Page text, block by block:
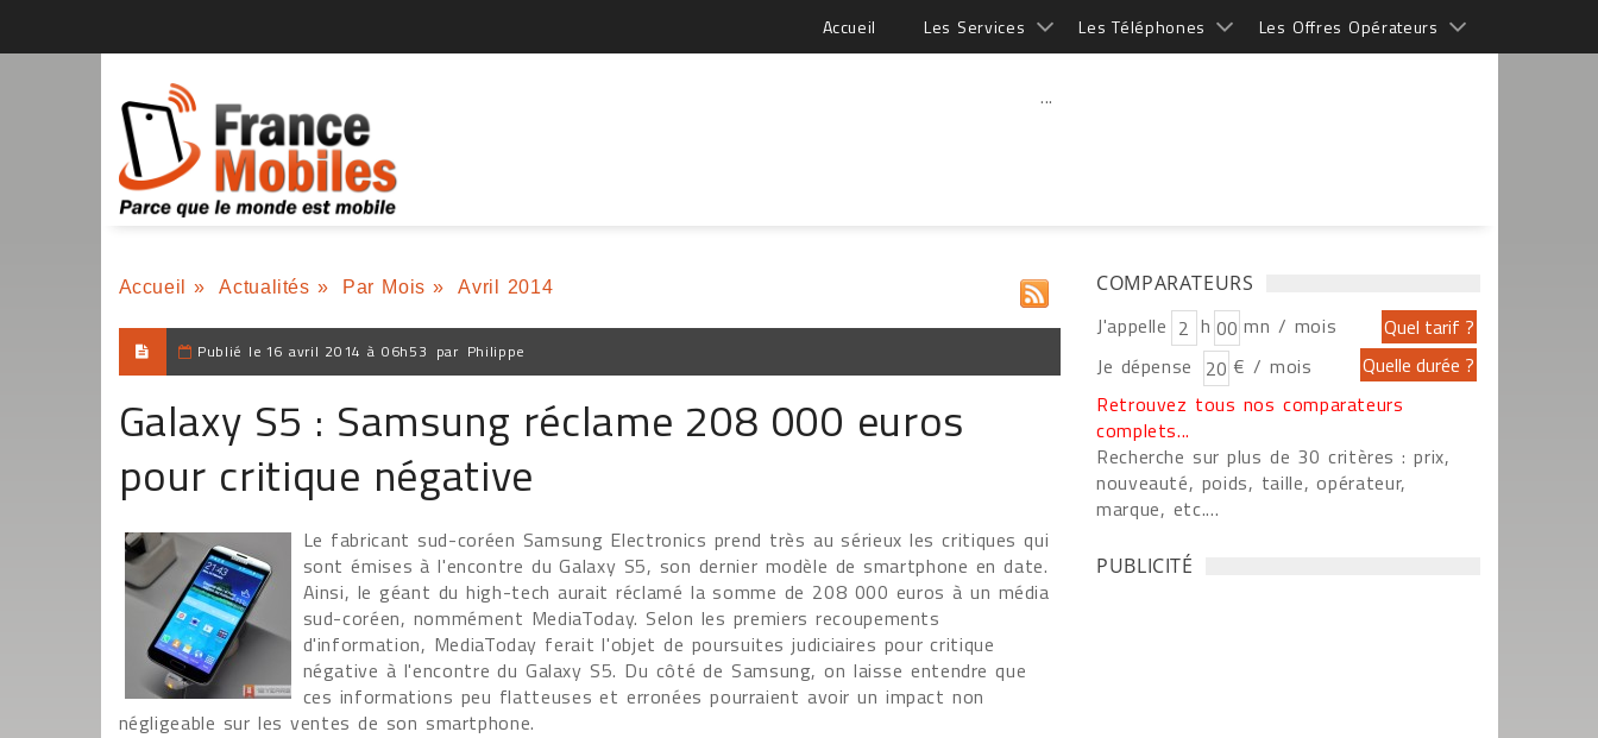
Accueil Les Services Les Téléphones Les Offres Opérateurs
...
Accueil » Actualités » Par Mois » Avril 2014
Publié le 16 avril 2014 à 06h53 par Philippe
Galaxy S5 : Samsung réclame 208 000 euros
pour critique négative
Le fabricant sud-coréen Samsung Electronics prend très au sérieux les critiques qui
sont émises à l'encontre du Galaxy S5, son dernier modèle de smartphone en date.
Ainsi, le géant du high-tech aurait réclamé la somme de 208 000 euros à un média
sud-coréen, nommément MediaToday. Selon les premiers recoupements
d'information, MediaToday ferait l'objet de poursuites judiciaires pour critique
négative à l'encontre du Galaxy S5. Du côté de Samsung, on laisse entendre que
ces informations peu flatteuses et erronées pourraient avoir un impact non
négligeable sur les ventes de son smartphone.
COMPARATEURS
J'appelle h
mn / mois
Je dépense
€ / mois
Retrouvez tous nos comparateurs
complets...
Recherche sur plus de 30 critères : prix,
nouveauté, poids, taille, opérateur,
marque, etc....
PUBLICITÉ